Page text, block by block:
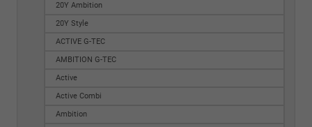
20Y Ambition
20Y Style
ACTIVE G-TEC
AMBITION G-TEC
Active
Active Combi
Ambition